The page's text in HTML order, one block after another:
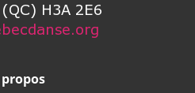
H3A 2E6